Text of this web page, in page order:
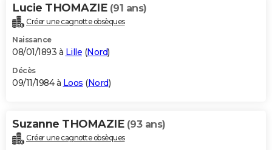
Lucie THOMAZIE (91 ans)
Créer une cagnotte obsèques
Naissance
08/01/1893 à Lille (Nord)
Décès
09/11/1984 à Loos (Nord)
Suzanne THOMAZIE (93 ans)
Créer une cagnotte obsèques